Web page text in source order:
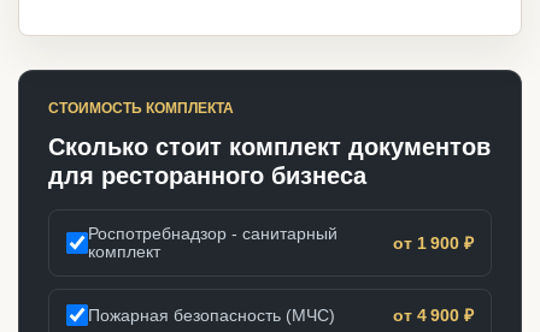
СТОИМОСТЬ КОМПЛЕКТА
Сколько стоит комплект документов
для ресторанного бизнеса
Роспотребнадзор - санитарный
комплект
от 1 900 ₽
Пожарная безопасность (МЧС) от 4 900 ₽